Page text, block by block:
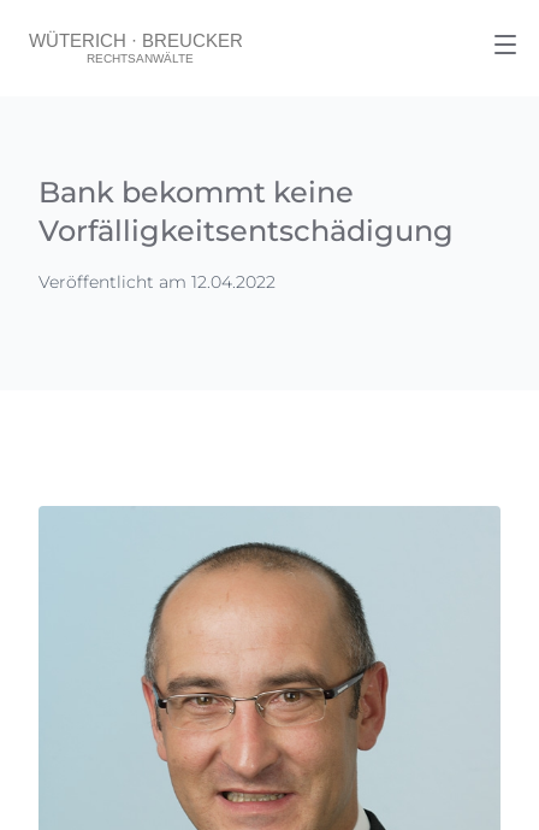
Bank bekommt keine
Vorfälligkeitsentschädigung
Veröffentlicht am 12.04.2022